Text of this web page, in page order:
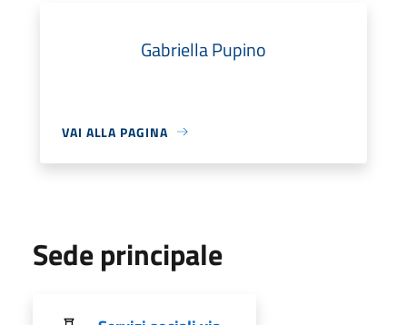
Gabriella Pupino
VAI ALLA PAGINA
Sede principale